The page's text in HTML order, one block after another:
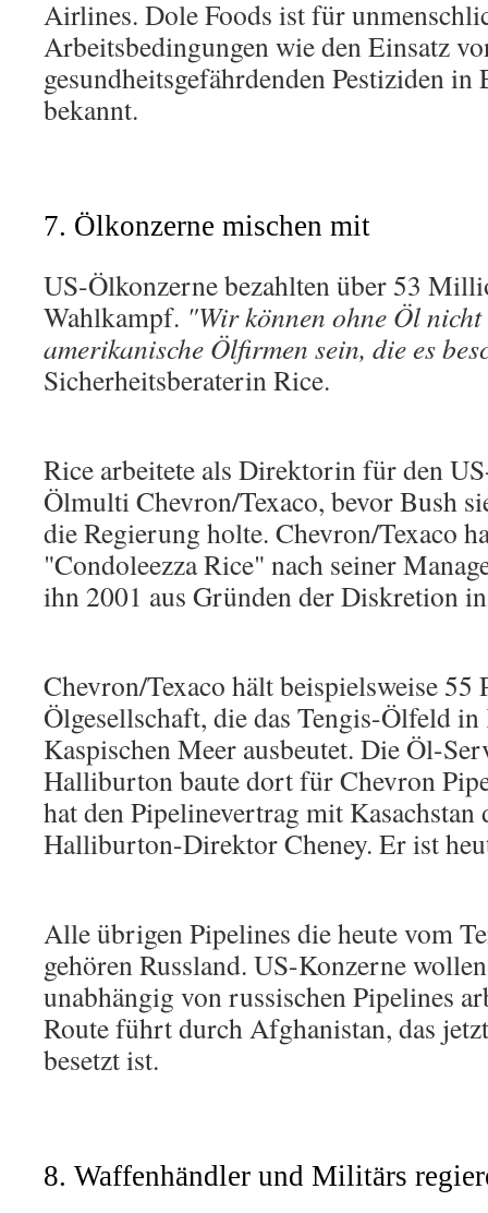
Airlines. Dole Foods ist für
Arbeitsbedingungen wie den Einsatz
gesundheitsgefährdenden Pestiziden
bekannt.
7. Ölkonzerne mischen mit
US-Ölkonzerne bezahlten über 53
Wahlkampf. "Wir können ohne Öl nicht
amerikanische Ölfirmen sein, die es
Sicherheitsberaterin Rice.
Rice arbeitete als Direktorin für den
Ölmulti Chevron/Texaco, bevor Bush
die Regierung holte. Chevron/Texaco
"Condoleezza Rice" nach seiner
ihn 2001 aus Gründen der Diskretion
Chevron/Texaco hält beispielsweise 55
Ölgesellschaft, die das Tengis-Ölfeld in
Kaspischen Meer ausbeutet. Die Öl-
Halliburton baute dort für Chevron
hat den Pipelinevertrag mit Kasachstan
Halliburton-Direktor Cheney. Er ist
Alle übrigen Pipelines die heute vom
gehören Russland. US-Konzerne
unabhängig von russischen Pipelines
Route führt durch Afghanistan, das
besetzt ist.
8. Waffenhändler und Militärs